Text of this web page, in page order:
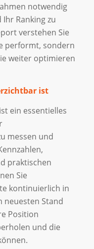
notwendig
Ranking zu
verstehen Sie
performt, sondern
weiter optimieren
ist
ein essentielles
messen und
praktischen
Sie
kontinuierlich in
neuesten Stand
Position
und die